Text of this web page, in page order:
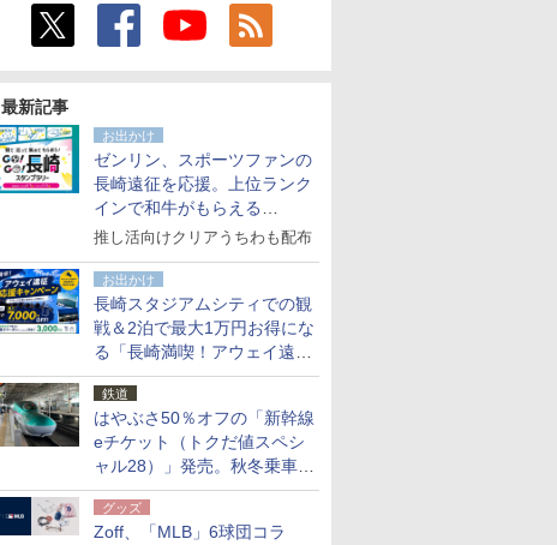
最新記事
お出かけ
ゼンリン、スポーツファンの
長崎遠征を応援。上位ランク
インで和牛がもらえる
「GO！GO！長崎スタンプラ
推し活向けクリアうちわも配布
お出かけ
長崎スタジアムシティでの観
戦＆2泊で最大1万円お得にな
る「長崎満喫！アウェイ遠征
応援キャンペーン」
鉄道
はやぶさ50％オフの「新幹線
eチケット（トクだ値スペシ
ャル28）」発売。秋冬乗車
分、えきねっと限定
グッズ
Zoff、「MLB」6球団コラ